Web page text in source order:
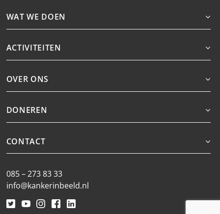
WAT WE DOEN
ACTIVITEITEN
OVER ONS
DONEREN
CONTACT
085 – 273 83 33
info@kankerinbeeld.nl